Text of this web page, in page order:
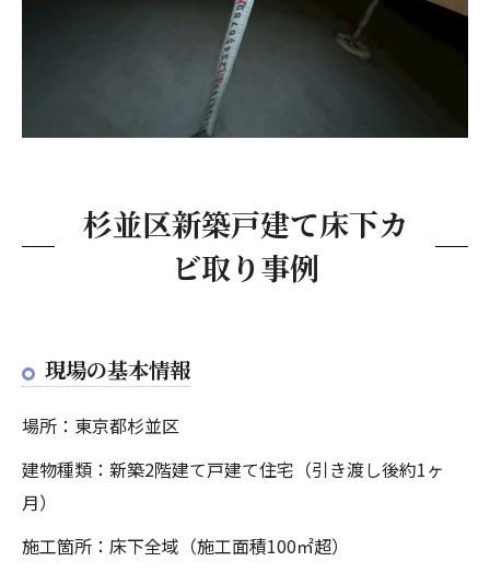
杉並区新築戸建て床下カ
ビ取り事例
現場の基本情報
場所：東京都杉並区
建物種類：新築2階建て戸建て住宅（引き渡し後約1ヶ
月）
施工箇所：床下全域（施工面積100㎡超）